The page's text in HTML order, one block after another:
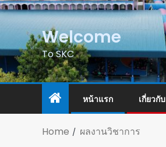
Welcome
To SKC
หน้าแรก เกี่ยวกับ
Home ผลงานวิชาการ